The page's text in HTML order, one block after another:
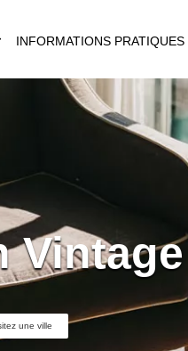
INFORMATIONS PRATIQUES
Vintage
une ville